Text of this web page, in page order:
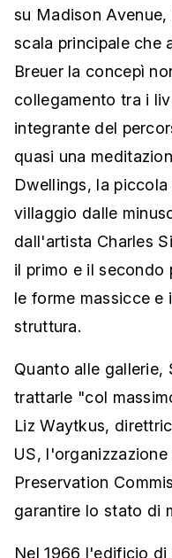
su Madison
scala principale che
Breuer la concepì
collegamento tra i
integrante del
quasi una
Dwellings, la
villaggio dalle
dall'artista Charles
il primo e il secondo
le forme massicce e
struttura.
Quanto alle gallerie,
trattarle "col
Liz Waytkus,
US,
Preservation
garantire lo stato di
Nel 1966 l'edificio di